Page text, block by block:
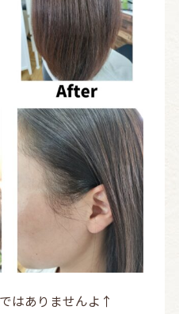
はありませんよ↑